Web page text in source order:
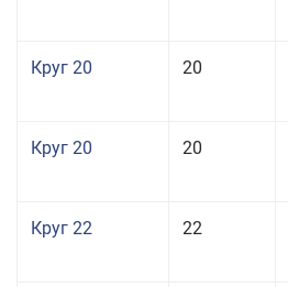
Круг 20 20
Круг 20 20
Круг 22 22